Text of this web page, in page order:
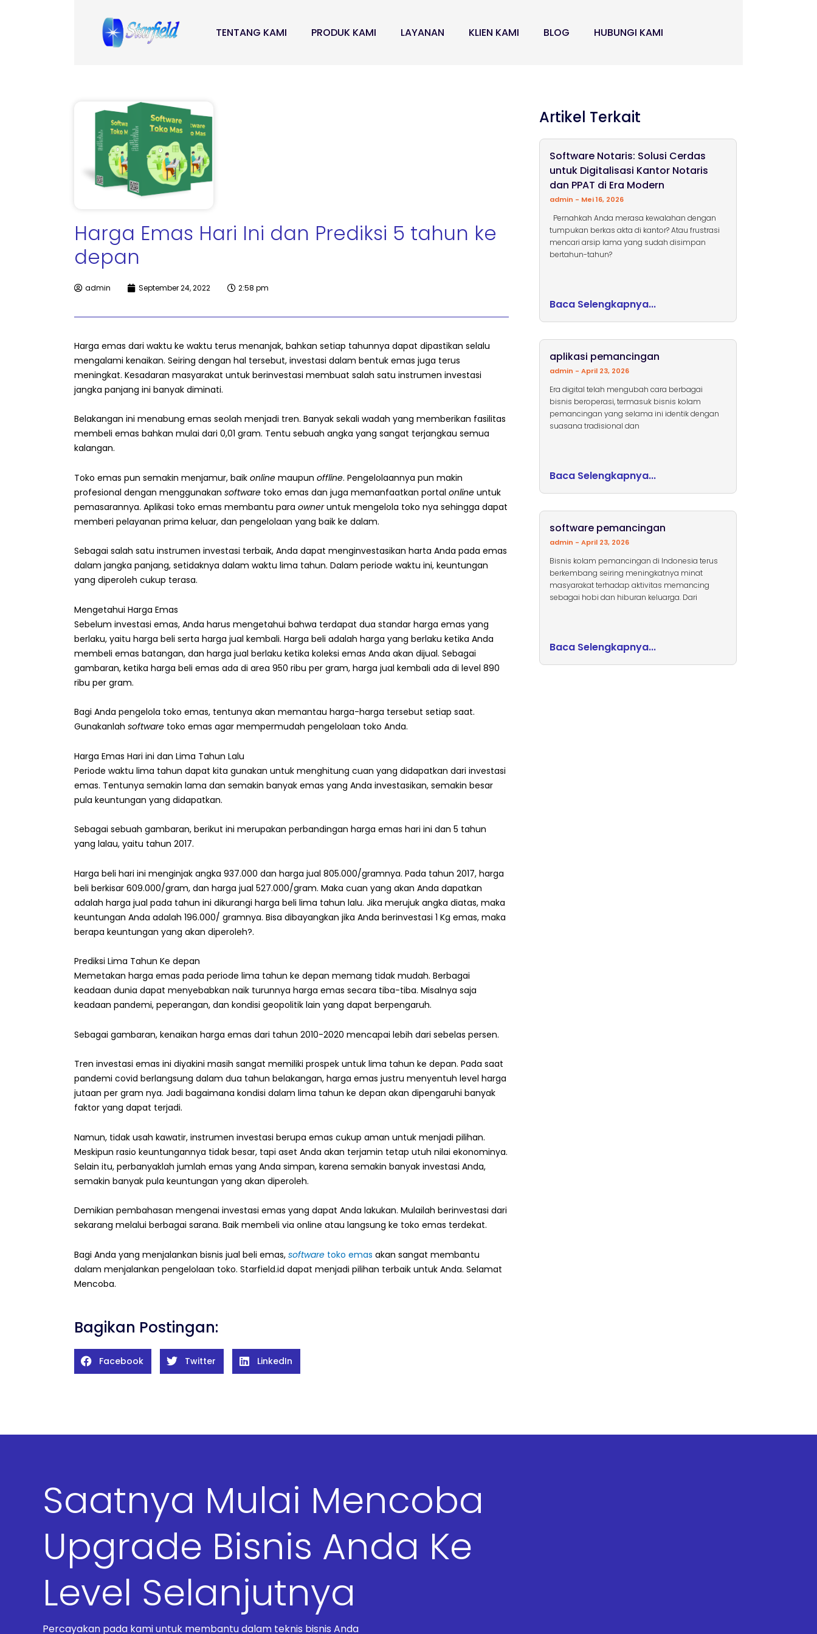
TENTANG KAMI PRODUK KAMI LAYANAN KLIEN KAMI BLOG HUBUNGI KAMI
Harga Emas Hari Ini dan Prediksi 5 tahun ke
depan
admin September 24, 2022 2:58 pm
Harga emas dari waktu ke waktu terus menanjak, bahkan setiap tahunnya dapat dipastikan selalu
mengalami kenaikan. Seiring dengan hal tersebut, investasi dalam bentuk emas juga terus
meningkat. Kesadaran masyarakat untuk berinvestasi membuat salah satu instrumen investasi
jangka panjang ini banyak diminati.
Belakangan ini menabung emas seolah menjadi tren. Banyak sekali wadah yang memberikan fasilitas
membeli emas bahkan mulai dari 0,01 gram. Tentu sebuah angka yang sangat terjangkau semua
kalangan.
Toko emas pun semakin menjamur, baik online maupun offline. Pengelolaannya pun makin
profesional dengan menggunakan software toko emas dan juga memanfaatkan portal online untuk
pemasarannya. Aplikasi toko emas membantu para owneruntuk mengelola toko nya sehingga dapat
memberi pelayanan prima keluar, dan pengelolaan yang baik ke dalam.
Sebagai salah satu instrumen investasi terbaik, Anda dapat menginvestasikan harta Anda pada emas
dalam jangka panjang, setidaknya dalam waktu lima tahun. Dalam periode waktu ini, keuntungan
yang diperoleh cukup terasa.
Mengetahui Harga Emas
Sebelum investasi emas, Anda harus mengetahui bahwa terdapat dua standar harga emas yang
berlaku, yaitu harga beli serta harga jual kembali. Harga beli adalah harga yang berlaku ketika Anda
membeli emas batangan, dan harga jual berlaku ketika koleksi emas Anda akan dijual. Sebagai
gambaran, ketika harga beli emas ada di area 950 ribu per gram, harga jual kembali ada di level 890
ribu per gram.
Bagi Anda pengelola toko emas, tentunya akan memantau harga-harga tersebut setiap saat.
Gunakanlah software toko emas agar mempermudah pengelolaan toko Anda.
Harga Emas Hari ini dan Lima Tahun Lalu
Periode waktu lima tahun dapat kita gunakan untuk menghitung cuan yang didapatkan dari investasi
emas. Tentunya semakin lama dan semakin banyak emas yang Anda investasikan, semakin besar
pula keuntungan yang didapatkan.
Sebagai sebuah gambaran, berikut ini merupakan perbandingan harga emas hari ini dan 5 tahun
yang lalau, yaitu tahun 2017.
Harga beli hari ini menginjak angka 937.000 dan harga jual 805.000/gramnya. Pada tahun 2017, harga
beli berkisar 609.000/gram, dan harga jual 527.000/gram. Maka cuan yang akan Anda dapatkan
adalah harga jual pada tahun ini dikurangi harga beli lima tahun lalu. Jika merujuk angka diatas, maka
keuntungan Anda adalah 196.000/ gramnya. Bisa dibayangkan jika Anda berinvestasi 1 Kg emas, maka
berapa keuntungan yang akan diperoleh?.
Prediksi Lima Tahun Ke depan
Memetakan harga emas pada periode lima tahun ke depan memang tidak mudah. Berbagai
keadaan dunia dapat menyebabkan naik turunnya harga emas secara tiba-tiba. Misalnya saja
keadaan pandemi, peperangan, dan kondisi geopolitik lain yang dapat berpengaruh.
Sebagai gambaran, kenaikan harga emas dari tahun 2010-2020 mencapai lebih dari sebelas persen.
Tren investasi emas ini diyakini masih sangat memiliki prospek untuk lima tahun ke depan. Pada saat
pandemi covid berlangsung dalam dua tahun belakangan, harga emas justru menyentuh level harga
jutaan per gram nya. Jadi bagaimana kondisi dalam lima tahun ke depan akan dipengaruhi banyak
faktor yang dapat terjadi.
Namun, tidak usah kawatir, instrumen investasi berupa emas cukup aman untuk menjadi pilihan.
Meskipun rasio keuntungannya tidak besar, tapi aset Anda akan terjamin tetap utuh nilai ekonominya.
Selain itu, perbanyaklah jumlah emas yang Anda simpan, karena semakin banyak investasi Anda,
semakin banyak pula keuntungan yang akan diperoleh.
Demikian pembahasan mengenai investasi emas yang dapat Anda lakukan. Mulailah berinvestasi dari
sekarang melalui berbagai sarana. Baik membeli via online atau langsung ke toko emas terdekat.
Bagi Anda yang menjalankan bisnis jual beli emas, software toko emas akan sangat membantu
dalam menjalankan pengelolaan toko. Starfield.id dapat menjadi pilihan terbaik untuk Anda. Selamat
Mencoba.
Bagikan Postingan:
Facebook Twitter LinkedIn
Artikel Terkait
Software Notaris: Solusi Cerdas
untuk Digitalisasi Kantor Notaris
dan PPAT di Era Modern
admin Mei 16, 2026
Pernahkah Anda merasa kewalahan dengan
tumpukan berkas akta di kantor? Atau frustrasi
mencari arsip lama yang sudah disimpan
bertahun-tahun?
Baca Selengkapnya...
aplikasi pemancingan
admin April 23, 2026
Era digital telah mengubah cara berbagai
bisnis beroperasi, termasuk bisnis kolam
pemancingan yang selama ini identik dengan
suasana tradisional dan
Baca Selengkapnya...
software pemancingan
admin April 23, 2026
Bisnis kolam pemancingan di Indonesia terus
berkembang seiring meningkatnya minat
masyarakat terhadap aktivitas memancing
sebagai hobi dan hiburan keluarga. Dari
Baca Selengkapnya...
Saatnya Mulai Mencoba
Upgrade Bisnis Anda Ke
Level Selanjutnya
Percayakan pada kami untuk membantu dalam teknis bisnis Anda